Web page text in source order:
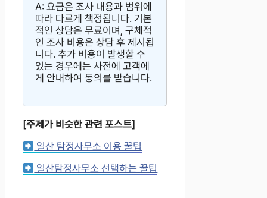
A: 요금은 조사 내용과 범위에
따라 다르게 책정됩니다. 기본
적인 상담은 무료이며, 구체적
인 조사 비용은 상담 후 제시됩
니다. 추가 비용이 발생할 수
있는 경우에는 사전에 고객에
게 안내하여 동의를 받습니다.
[주제가 비슷한 관련 포스트]
일산 탐정사무소 이용 꿀팁
일산탐정사무소 선택하는 꿀팁